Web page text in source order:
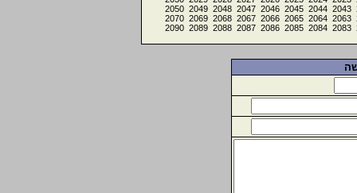
2043
2044
2045
2046
2047
2048
2049
2050
2063
2064
2065
2066
2067
2068
2069
2070
2083
2084
2085
2086
2087
2088
2089
2090